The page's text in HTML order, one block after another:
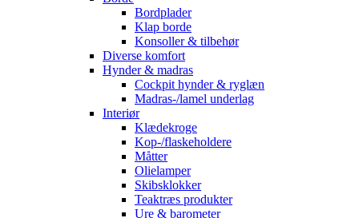
Bordplader
Klap borde
Konsoller & tilbehør
Diverse komfort
Hynder & madras
Cockpit hynder & ryglæn
Madras-/lamel underlag
Interiør
Klædekroge
Kop-/flaskeholdere
Måtter
Olielamper
Skibsklokker
Teaktræs produkter
Ure & barometer